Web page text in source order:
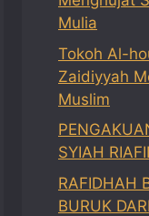
Mulia
Tokoh Al-
Zaidiyyah
Muslim
SYIAH
RAFIDHAH
BURUK